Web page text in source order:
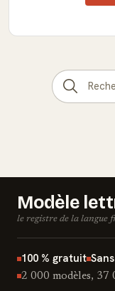
Modèle
le registre de la langue
100 % gratuit
2 000 modèles, 37